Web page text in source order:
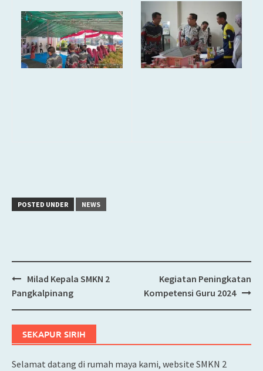
POSTED UNDER NEWS
Post
navigation
Milad Kepala SMKN 2
Pangkalpinang
Kegiatan Peningkatan
Kompetensi Guru 2024
SEKAPUR SIRIH
Selamat datang di rumah maya kami, website SMKN 2